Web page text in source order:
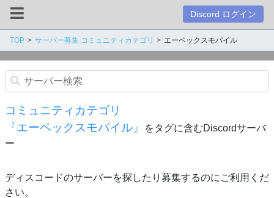
Discord ログイン
TOP サーバー募集 コミュニティカテゴリ エーペックスモバイル
コミュニティカテゴリ
『エーペックスモバイル』
をタグに含むDiscordサーバ
ー
ディスコードのサーバーを探したり募集するのにご利用くだ
さい。